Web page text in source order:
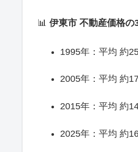
📊 伊東市 不動産価格の
1995年：平均 約
2005年：平均 約
2015年：平均 約
2025年：平均 約